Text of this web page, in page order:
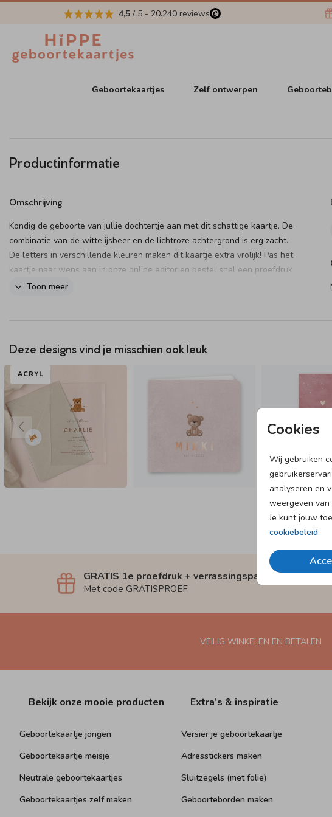
4,5 / 5 - 20.240 reviews
Geboortekaartjes Zelf ontwerpen
Cookies
Wij gebruiken
analyseren en
weergeven
Je kunt jouw
cookiebeleid.
Productinformatie
Omschrijving
Kondig de geboorte van jullie dochtertje aan met dit schattige kaartje. De
combinatie van de witte ijsbeer en de lichtroze achtergrond is erg zacht.
De letters in verschillende kleuren maken dit kaartje extra vrolijk! Pas het
kaartje naar wens aan in onze online editor en bestel snel een proefdruk
om dit kaartje in het echt te zien.
Toon meer
Deze designs vind je misschien ook leuk
ACRYL
GRATIS 1e proefdruk + verrassingspakket
Met code GRATISPROEF
VEILIG WINKELEN EN BETALEN
Bekijk onze mooie producten
Geboortekaartje jongen
Geboortekaartje meisje
Neutrale geboortekaartjes
Geboortekaartjes zelf maken
Extra’s & inspiratie
Versier je geboortekaartje
Adresstickers maken
Sluitzegels (met folie)
Geboorteborden maken